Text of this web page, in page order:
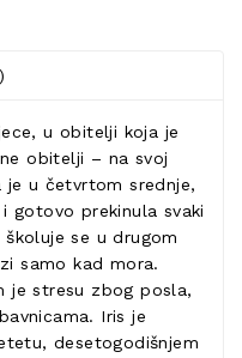
u obitelji koja je
obitelji – na svoj
je u četvrtom srednje,
gotovo prekinula svaki
se u drugom
samo kad mora.
je stresu zbog posla,
Iris je
desetogodišnjem